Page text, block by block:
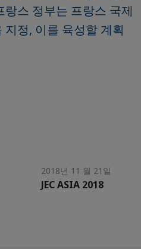
스 정부는 프랑스 국제
정, 이를 육성할 계획
2018년 11 월 21일
JEC ASIA 2018